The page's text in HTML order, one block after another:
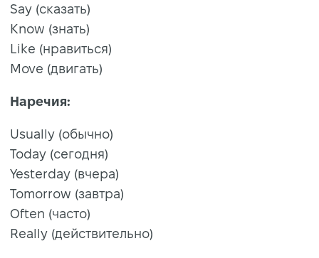
Say (сказать)
Know (знать)
Like (нравиться)
Move (двигать)
Наречия:
Usually (обычно)
Today (сегодня)
Yesterday (вчера)
Tomorrow (завтра)
Often (часто)
Really (действительно)